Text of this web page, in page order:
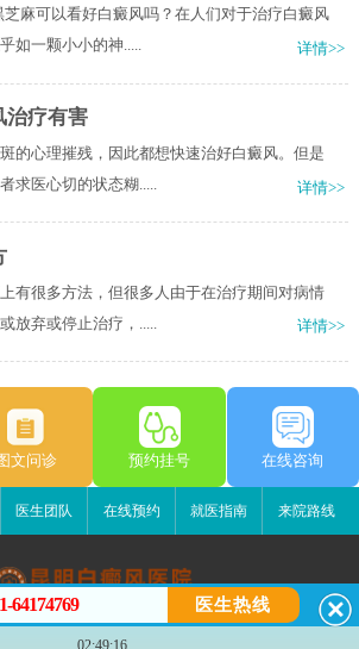
麻可以看好白癜风吗？在人们对于治疗白癜风
如一颗小小的神.....
详情>>
治疗有害
的心理摧残，因此都想快速治好白癜风。但是
求医心切的状态糊.....
详情>>
有很多方法，但很多人由于在治疗期间对病情
放弃或停止治疗，.....
详情>>
文问诊 预约挂号 在线咨询
医生团队 在线预约 就医指南 来院路线
昆明白癜风医院
64174769 医生热线
02:49:16